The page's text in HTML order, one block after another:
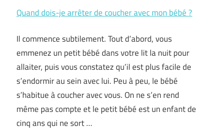
Quand dois-je arrêter de coucher avec mon bébé ?
Il commence subtilement. Tout d’abord, vous
emmenez un petit bébé dans votre lit la nuit pour
allaiter, puis vous constatez qu’il est plus facile de
s’endormir au sein avec lui. Peu à peu, le bébé
s’habitue à coucher avec vous. On ne s’en rend
même pas compte et le petit bébé est un enfant de
cinq ans qui ne sort …